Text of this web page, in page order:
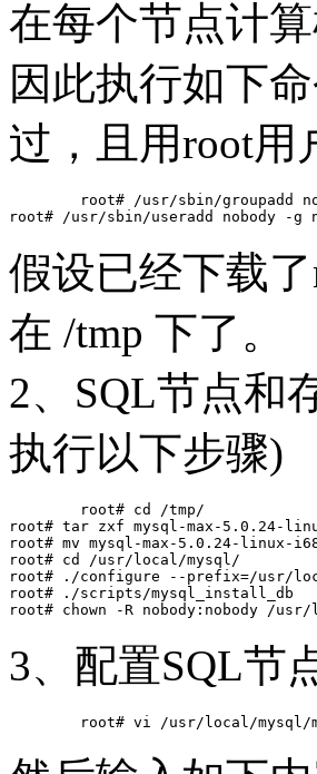
在每个节点计
因此执行如下
过，且用root用
假设已经下载
在 /tmp 下了。
2、SQL节点和
执行以下步骤)
root# tar zxf mysql-max-5.0.24-
root# mv mysql-max-5.0.24-linux-
root# cd /usr/local/mysql/
root# ./configure --prefix=/usr/
root# ./scripts/mysql_install_db
3、配置SQL节